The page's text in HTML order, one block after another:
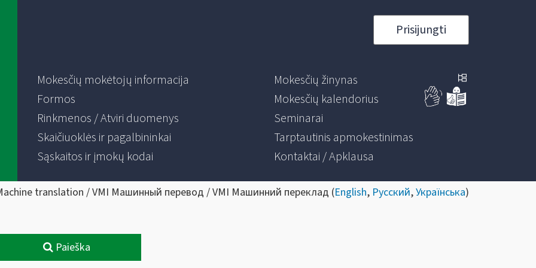
Prisijungti
Mokesčių mokėtojų informacija
Formos
Rinkmenos / Atviri duomenys
Skaičiuoklės ir pagalbininkai
Sąskaitos ir įmokų kodai
Mokesčių žinynas
Mokesčių kalendorius
Seminarai
Tarptautinis apmokestinimas
Kontaktai / Apklausa
translation / VMI Машинный перевод / VMI Машинний переклад (English, Русский,Українська)
Paieška